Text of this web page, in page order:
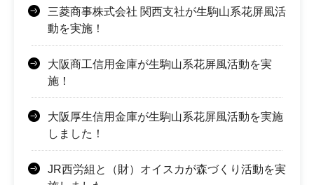
三菱商事株式会社 関西支社が生駒山系花屏風活
動を実施！
大阪商工信用金庫が生駒山系花屏風活動を実
施！
大阪厚生信用金庫が生駒山系花屏風活動を実施
しました！
JR西労組と（財）オイスカが森づくり活動を実